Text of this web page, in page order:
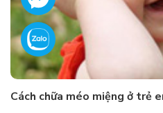
Cách chữa méo miệng ở trẻ